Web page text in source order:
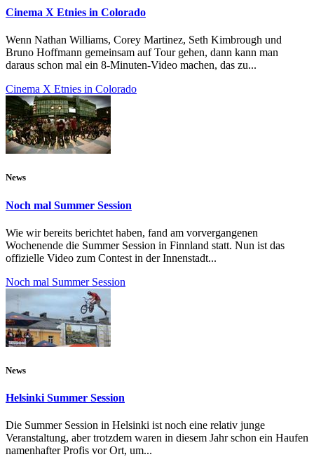
Cinema X Etnies in Colorado
Wenn Nathan Williams, Corey Martinez, Seth Kimbrough und
Bruno Hoffmann gemeinsam auf Tour gehen, dann kann man
daraus schon mal ein 8-Minuten-Video machen, das zu...
Cinema X Etnies in Colorado
News
Noch mal Summer Session
Wie wir bereits berichtet haben, fand am vorvergangenen
Wochenende die Summer Session in Finnland statt. Nun ist das
offizielle Video zum Contest in der Innenstadt...
Noch mal Summer Session
News
Helsinki Summer Session
Die Summer Session in Helsinki ist noch eine relativ junge
Veranstaltung, aber trotzdem waren in diesem Jahr schon ein Haufen
namenhafter Profis vor Ort, um...